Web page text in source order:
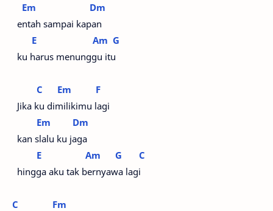
Em
Dm
entah sampai kapan
E
Am G
ku harus menunggu itu
C Em
F
Jika ku dimilikimu lagi
Em
Dm
kan slalu ku jaga
E
Am G
C
hingga aku tak bernyawa lagi
C
Fm